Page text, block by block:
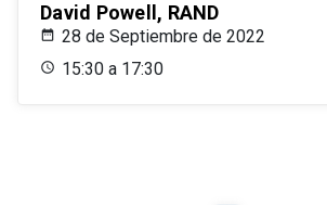
David Powell, RAND
28 de Septiembre de 2022
15:30 a 17:30